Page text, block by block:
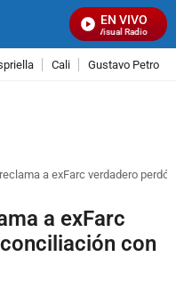
EN VIVO
Señal Visual Radio
Cali Gustavo Petro
a exFarc verdadero
a exFarc
con